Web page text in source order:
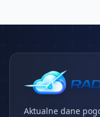
Aktualne dane